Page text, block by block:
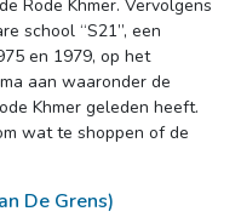
Rode Khmer. Vervolgens
school “S21”, een
en 1979, op het
aan waaronder de
Khmer geleden heeft.
wat te shoppen of de
De Grens)